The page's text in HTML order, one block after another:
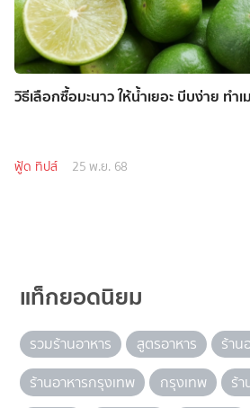
วิธีเลือกซื้อมะนาว ให้น้ำเยอะ บีบง่าย ทำ
ฟู้ด ทิปส์ 25 พ.ย. 68
แท็กยอดนิยม
รวมร้านอาหาร สูตรอาหาร
ร้าน
ร้านอาหารกรุงเทพ
กรุงเทพ
ร้า